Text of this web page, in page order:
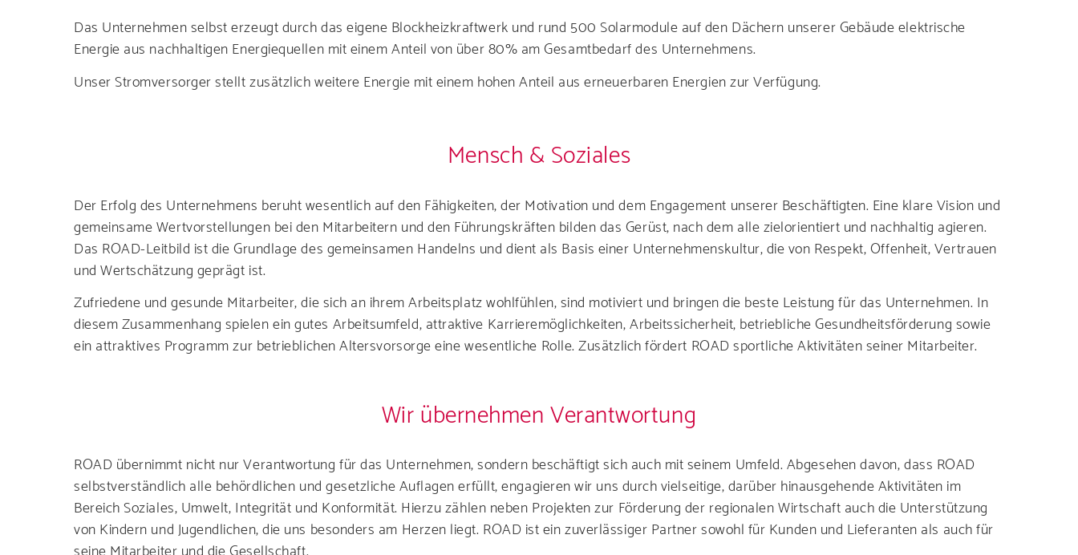
Das Unternehmen selbst erzeugt durch das eigene Blockheizkraftwerk und rund 500 Solarmodule auf den Dächern unserer Gebäude elektrische
Energie aus nachhaltigen Energiequellen mit einem Anteil von über 80% am Gesamtbedarf des Unternehmens.
Unser Stromversorger stellt zusätzlich weitere Energie mit einem hohen Anteil aus erneuerbaren Energien zur Verfügung.
Mensch & Soziales
Der Erfolg des Unternehmens beruht wesentlich auf den Fähigkeiten, der Motivation und dem Engagement unserer Beschäftigten. Eine klare Vision und
gemeinsame Wertvorstellungen bei den Mitarbeitern und den Führungskräften bilden das Gerüst, nach dem alle zielorientiert und nachhaltig agieren.
Das ROAD-Leitbild ist die Grundlage des gemeinsamen Handelns und dient als Basis einer Unternehmenskultur, die von Respekt, Offenheit, Vertrauen
und Wertschätzung geprägt ist.
Zufriedene und gesunde Mitarbeiter, die sich an ihrem Arbeitsplatz wohlfühlen, sind motiviert und bringen die beste Leistung für das Unternehmen. In
diesem Zusammenhang spielen ein gutes Arbeitsumfeld, attraktive Karrieremöglichkeiten, Arbeitssicherheit, betriebliche Gesundheitsförderung sowie
ein attraktives Programm zur betrieblichen Altersvorsorge eine wesentliche Rolle. Zusätzlich fördert ROAD sportliche Aktivitäten seiner Mitarbeiter.
Wir übernehmen Verantwortung
ROAD übernimmt nicht nur Verantwortung für das Unternehmen, sondern beschäftigt sich auch mit seinem Umfeld. Abgesehen davon, dass ROAD
selbstverständlich alle behördlichen und gesetzliche Auflagen erfüllt, engagieren wir uns durch vielseitige, darüber hinausgehende Aktivitäten im
Bereich Soziales, Umwelt, Integrität und Konformität. Hierzu zählen neben Projekten zur Förderung der regionalen Wirtschaft auch die Unterstützung
von Kindern und Jugendlichen, die uns besonders am Herzen liegt. ROAD ist ein zuverlässiger Partner sowohl für Kunden und Lieferanten als auch für